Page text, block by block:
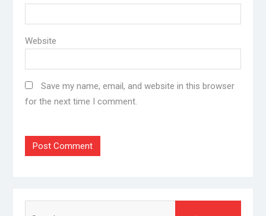
Website
Save my name, email, and website in this browser
for the next time I comment.